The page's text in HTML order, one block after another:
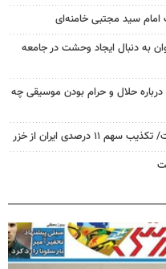
امام سید مجتبی خامنه‌ای
به دنبال ایجاد وحشت در جامعه
حلال و حرام بودن موسیقی چه
درصدی ایران از خزر